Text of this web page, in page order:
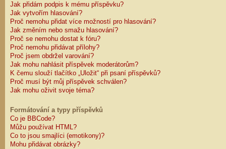
Jak přidám podpis k mému příspěvku?
Jak vytvořím hlasování?
Proč nemohu přidat více možností pro hlasování?
Jak změním nebo smažu hlasování?
Proč se nemohu dostat k fóru?
Proč nemohu přidávat přílohy?
Proč jsem obdržel varování?
Jak mohu nahlásit příspěvek moderátorům?
K čemu slouží tlačítko „Uložit“ při psaní příspěvků?
Proč musí být můj příspěvek schválen?
Jak mohu oživit svoje téma?
Formátování a typy příspěvků
Co je BBCode?
Můžu používat HTML?
Co to jsou smajlíci (emotikony)?
Mohu přidávat obrázky?